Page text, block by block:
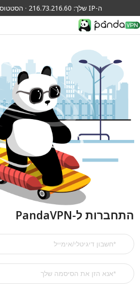
ה-IP שלך: 216.73.216.60 · הסטטוס שלך:
התחברות ל-PandaVPN